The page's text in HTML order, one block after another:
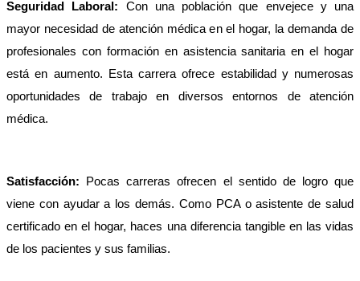
Seguridad Laboral: Con una población que envejece y una
mayor necesidad de atención médica en el hogar, la demanda de
profesionales con formación en asistencia sanitaria en el hogar
está en aumento. Esta carrera ofrece estabilidad y numerosas
oportunidades de trabajo en diversos entornos de atención
médica.
Satisfacción:
Pocas carreras ofrecen el sentido de logro que
viene con ayudar a los demás. Como PCA o asistente de salud
certificado en el hogar, haces una diferencia tangible en las vidas
de los pacientes y sus familias.